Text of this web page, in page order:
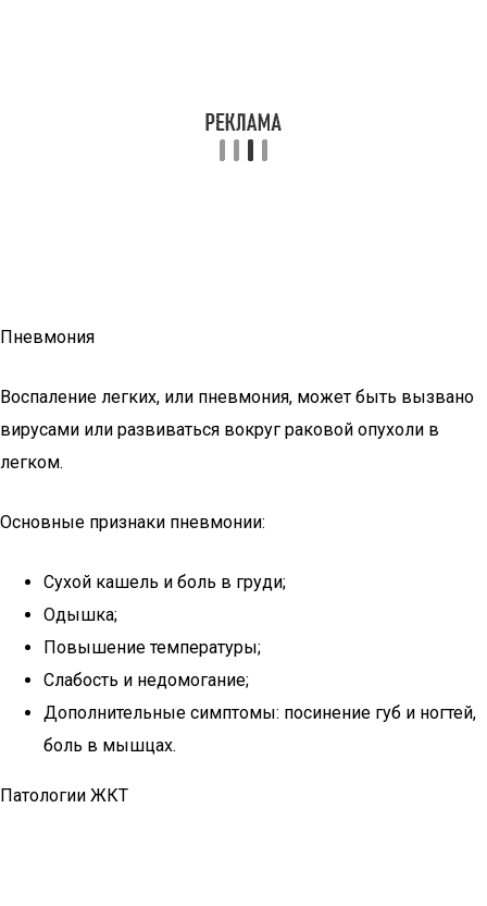
Пневмония
Воспаление легких, или пневмония, может быть вызвано
вирусами или развиваться вокруг раковой опухоли в
легком.
Основные признаки пневмонии:
Сухой кашель и боль в груди;
Одышка;
Повышение температуры;
Слабость и недомогание;
Дополнительные симптомы: посинение губ и ногтей,
боль в мышцах.
Патологии ЖКТ